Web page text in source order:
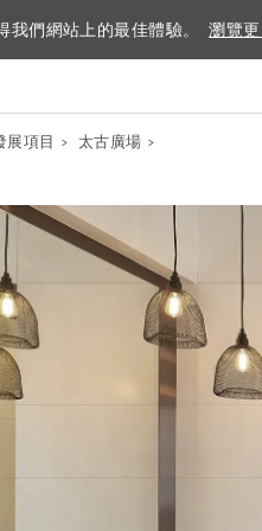
我們網站上的最佳體驗。 瀏覽
我們網站上的最佳體驗。 瀏覽
展項目 > 太古廣場 >